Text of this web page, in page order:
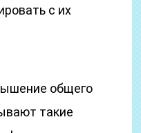
с их
общего
такие